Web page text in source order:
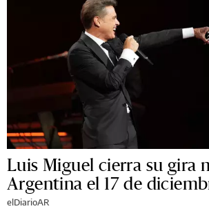
Luis Miguel cierra su gira
Argentina el 17 de
elDiarioAR